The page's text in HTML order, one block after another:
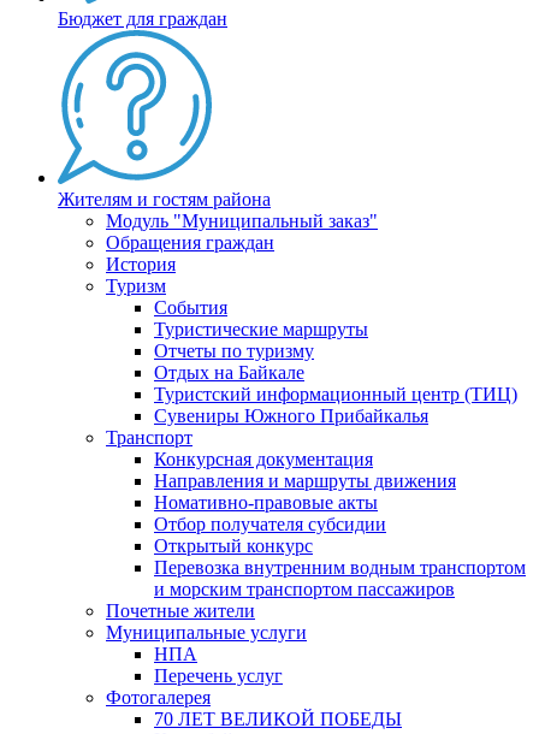
Бюджет для граждан
Жителям и гостям района
Модуль "Муниципальный заказ"
Обращения граждан
История
Туризм
События
Туристические маршруты
Отчеты по туризму
Отдых на Байкале
Туристский информационный центр (ТИЦ)
Сувениры Южного Прибайкалья
Транспорт
Конкурсная документация
Направления и маршруты движения
Номативно-правовые акты
Отбор получателя субсидии
Открытый конкурс
Перевозка внутренним водным транспортом
и морским транспортом пассажиров
Почетные жители
Муниципальные услуги
НПА
Перечень услуг
Фотогалерея
70 ЛЕТ ВЕЛИКОЙ ПОБЕДЫ